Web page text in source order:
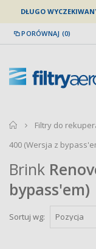
DŁUGO
PORÓWNAJ (0)
home
Filtry do
400 (Wersja z
Brink
bypass'em)
Sortuj wg: